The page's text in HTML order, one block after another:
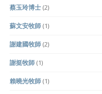
蔡玉玲博士 (2)
蘇文安牧師 (1)
謝建國牧師 (2)
謝挺牧師 (1)
賴曉光牧師 (1)